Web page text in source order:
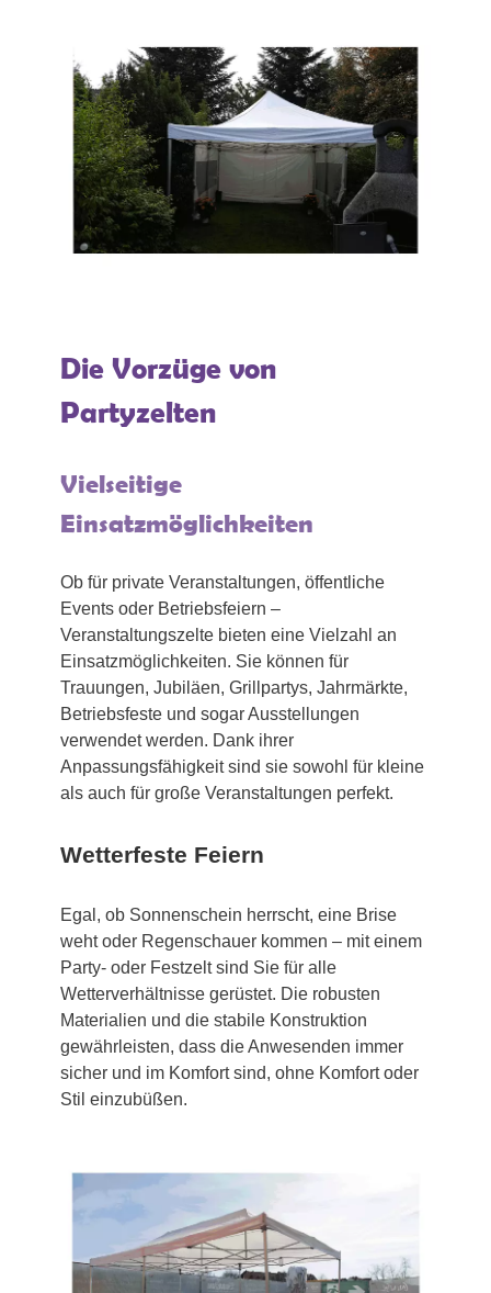
Die Vorzüge von
Partyzelten
Vielseitige
Einsatzmöglichkeiten
Ob für private Veranstaltungen, öffentliche
Events oder Betriebsfeiern –
Veranstaltungszelte bieten eine Vielzahl an
Einsatzmöglichkeiten. Sie können für
Trauungen, Jubiläen, Grillpartys, Jahrmärkte,
Betriebsfeste und sogar Ausstellungen
verwendet werden. Dank ihrer
Anpassungsfähigkeit sind sie sowohl für kleine
als auch für große Veranstaltungen perfekt.
Wetterfeste Feiern
Egal, ob Sonnenschein herrscht, eine Brise
weht oder Regenschauer kommen – mit einem
Party- oder Festzelt sind Sie für alle
Wetterverhältnisse gerüstet. Die robusten
Materialien und die stabile Konstruktion
gewährleisten, dass die Anwesenden immer
sicher und im Komfort sind, ohne Komfort oder
Stil einzubüßen.